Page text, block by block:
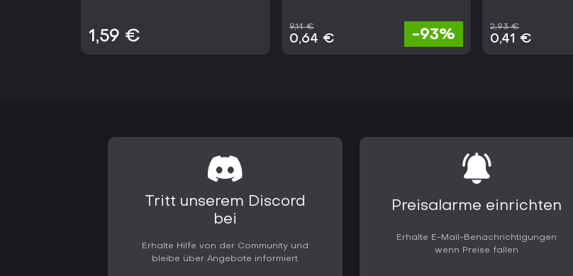
1,59 €
9,14 €
0,64 € -93%
2,93 €
0,41 €
Tritt unserem Discord
bei
Erhalte Hilfe von der Community und
bleibe über Angebote informiert
Preisalarme einrichten
Erhalte E-Mail-Benachrichtigungen
wenn Preise fallen